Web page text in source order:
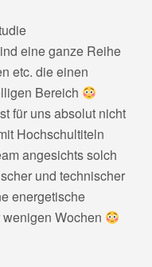
eine ganze Reihe
etc. die einen
Bereich
für uns absolut nicht
Hochschultiteln
angesichts solch
und technischer
energetische
Wochen